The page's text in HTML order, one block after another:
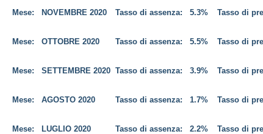
Mese: NOVEMBRE 2020 Tasso di assenza: 5.3% Tasso di
Mese: OTTOBRE 2020 Tasso di assenza: 5.5% Tasso di
Mese: SETTEMBRE 2020 Tasso di assenza: 3.9% Tasso di
Mese: AGOSTO 2020 Tasso di assenza: 1.7% Tasso di
Mese: LUGLIO 2020 Tasso di assenza: 2.2% Tasso di